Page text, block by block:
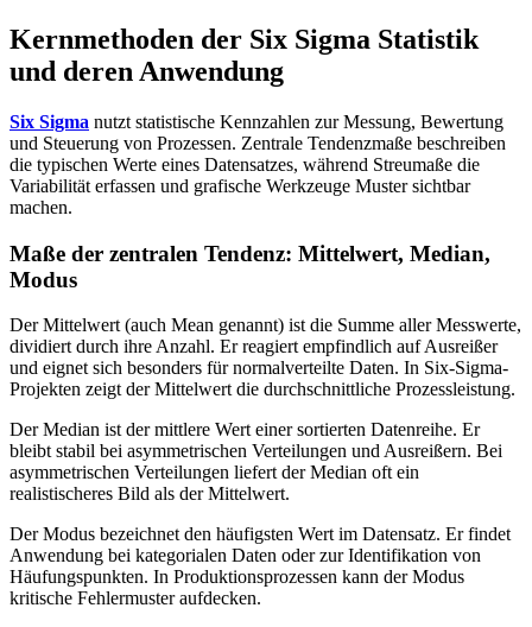
Kernmethoden der Six Sigma Statistik
und deren Anwendung
Six Sigma nutzt statistische Kennzahlen zur Messung, Bewertung
und Steuerung von Prozessen. Zentrale Tendenzmaße beschreiben
die typischen Werte eines Datensatzes, während Streumaße die
Variabilität erfassen und grafische Werkzeuge Muster sichtbar
machen.
Maße der zentralen Tendenz: Mittelwert, Median,
Modus
Der Mittelwert (auch Mean genannt) ist die Summe aller Messwerte,
dividiert durch ihre Anzahl. Er reagiert empfindlich auf Ausreißer
und eignet sich besonders für normalverteilte Daten. In Six-Sigma-
Projekten zeigt der Mittelwert die durchschnittliche Prozessleistung.
Der Median ist der mittlere Wert einer sortierten Datenreihe. Er
bleibt stabil bei asymmetrischen Verteilungen und Ausreißern. Bei
asymmetrischen Verteilungen liefert der Median oft ein
realistischeres Bild als der Mittelwert.
Der Modus bezeichnet den häufigsten Wert im Datensatz. Er findet
Anwendung bei kategorialen Daten oder zur Identifikation von
Häufungspunkten. In Produktionsprozessen kann der Modus
kritische Fehlermuster aufdecken.